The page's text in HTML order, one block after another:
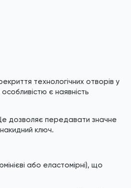
технологічних отворів у
є наявність
дозволяє передавати значне
ключ.
або еластомірні), що